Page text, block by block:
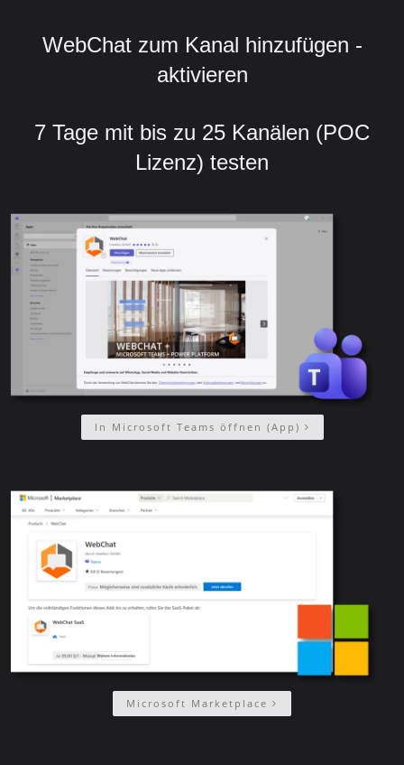
WebChat zum Kanal hinzufügen -
aktivieren
7 Tage mit bis zu 25 Kanälen (POC
Lizenz) testen
In Microsoft Teams öffnen (App)
Microsoft Marketplace